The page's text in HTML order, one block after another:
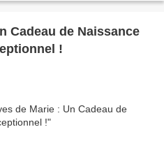
Cadeau de Naissance
!